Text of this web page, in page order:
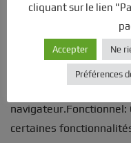
cookies nous aident
campagnes
ces cookies peuvent
fournisseurs de
également des
certaines
cliquant sur le lien
Accepter Ne
Préférences